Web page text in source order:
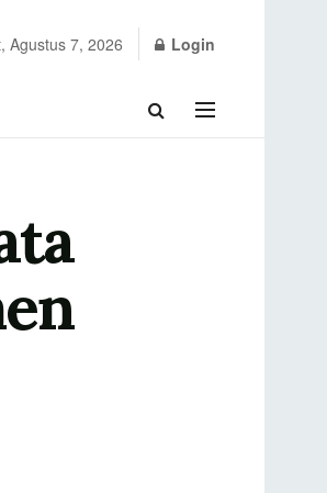
Agustus 7, 2026 Login